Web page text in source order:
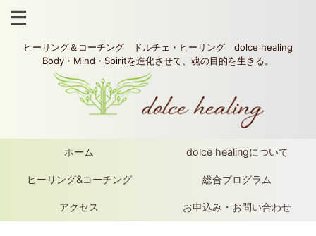
ヒーリング＆コーチング ドルチェ・ヒーリング dolce healing
Body・Mind・Spiritを進化させて、魂の目的を生きる。
ホーム dolce healingについて
ヒーリング&コーチング 総合プログラム
アクセス お申込み・お問い合わせ